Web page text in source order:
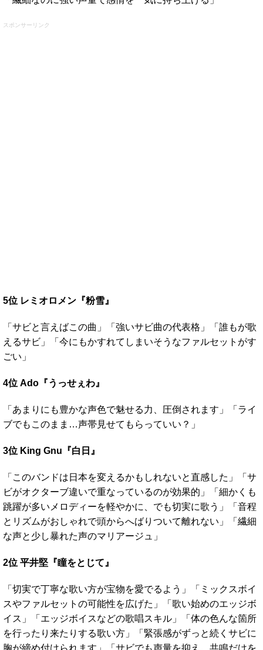
スポンサーリンク
5位 レミオロメン『粉雪』
「サビと言えばこの曲」「強いサビ曲の代表格」「誰もが歌
えるサビ」「今にもかすれてしまいそうなファルセットがす
ごい」
4位 Ado『うっせぇわ』
「あまりにも豊かな声色で魅せる力、圧倒されます」「ライ
ブでもこのまま…声帯見せてもらっていい？」
3位 King Gnu『白日』
「このバンドは日本を変えるかもしれないと直感した」「サ
ビがオクターブ違いで重なっているのが効果的」「細かくも
跳躍が多いメロディーを軽やかに、でも切実に歌う」「音程
とリズムがおしゃれで頭からへばりついて離れない」「繊細
な声と少し暴れた声のマリアージュ」
2位 平井堅『瞳をとじて』
「切実で丁寧な歌い方が宝物を愛でるよう」「ミックスボイ
スやファルセットの可能性を広げた」「歌い始めのエッジボ
イス」「エッジボイスなどの歌唱スキル」「体の色んな箇所
を行ったり来たりする歌い方」「緊張感がずっと続くサビに
胸が締め付けられます」「サビでも声量を抑え、共鳴だけを